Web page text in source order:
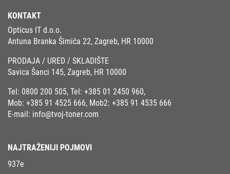
KONTAKT
Opticus IT d.o.o.
Antuna Branka Šimića 22, Zagreb, HR 10000
PRODAJA / URED / SKLADIŠTE
Savica Šanci 145, Zagreb, HR 10000
Tel: 0800 200 505, Tel: +385 01 2450 960,
Mob: +385 91 4525 666, Mob2: +385 91 4535 666
E-mail: info@tvoj-toner.com
NAJTRAŽENIJI POJMOVI
937e